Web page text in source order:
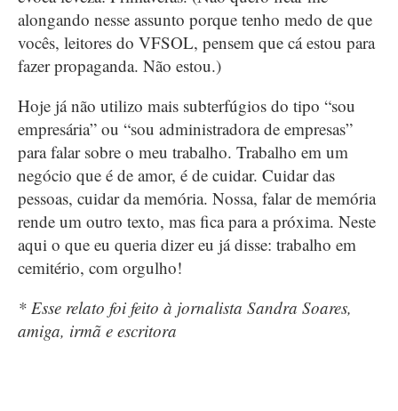
alongando nesse assunto porque tenho medo de que
vocês, leitores do VFSOL, pensem que cá estou para
fazer propaganda. Não estou.)
Hoje já não utilizo mais subterfúgios do tipo “sou
empresária” ou “sou administradora de empresas”
para falar sobre o meu trabalho. Trabalho em um
negócio que é de amor, é de cuidar. Cuidar das
pessoas, cuidar da memória. Nossa, falar de memória
rende um outro texto, mas fica para a próxima. Neste
aqui o que eu queria dizer eu já disse: trabalho em
cemitério, com orgulho!
* Esse relato foi feito à jornalista Sandra Soares,
amiga, irmã e escritora